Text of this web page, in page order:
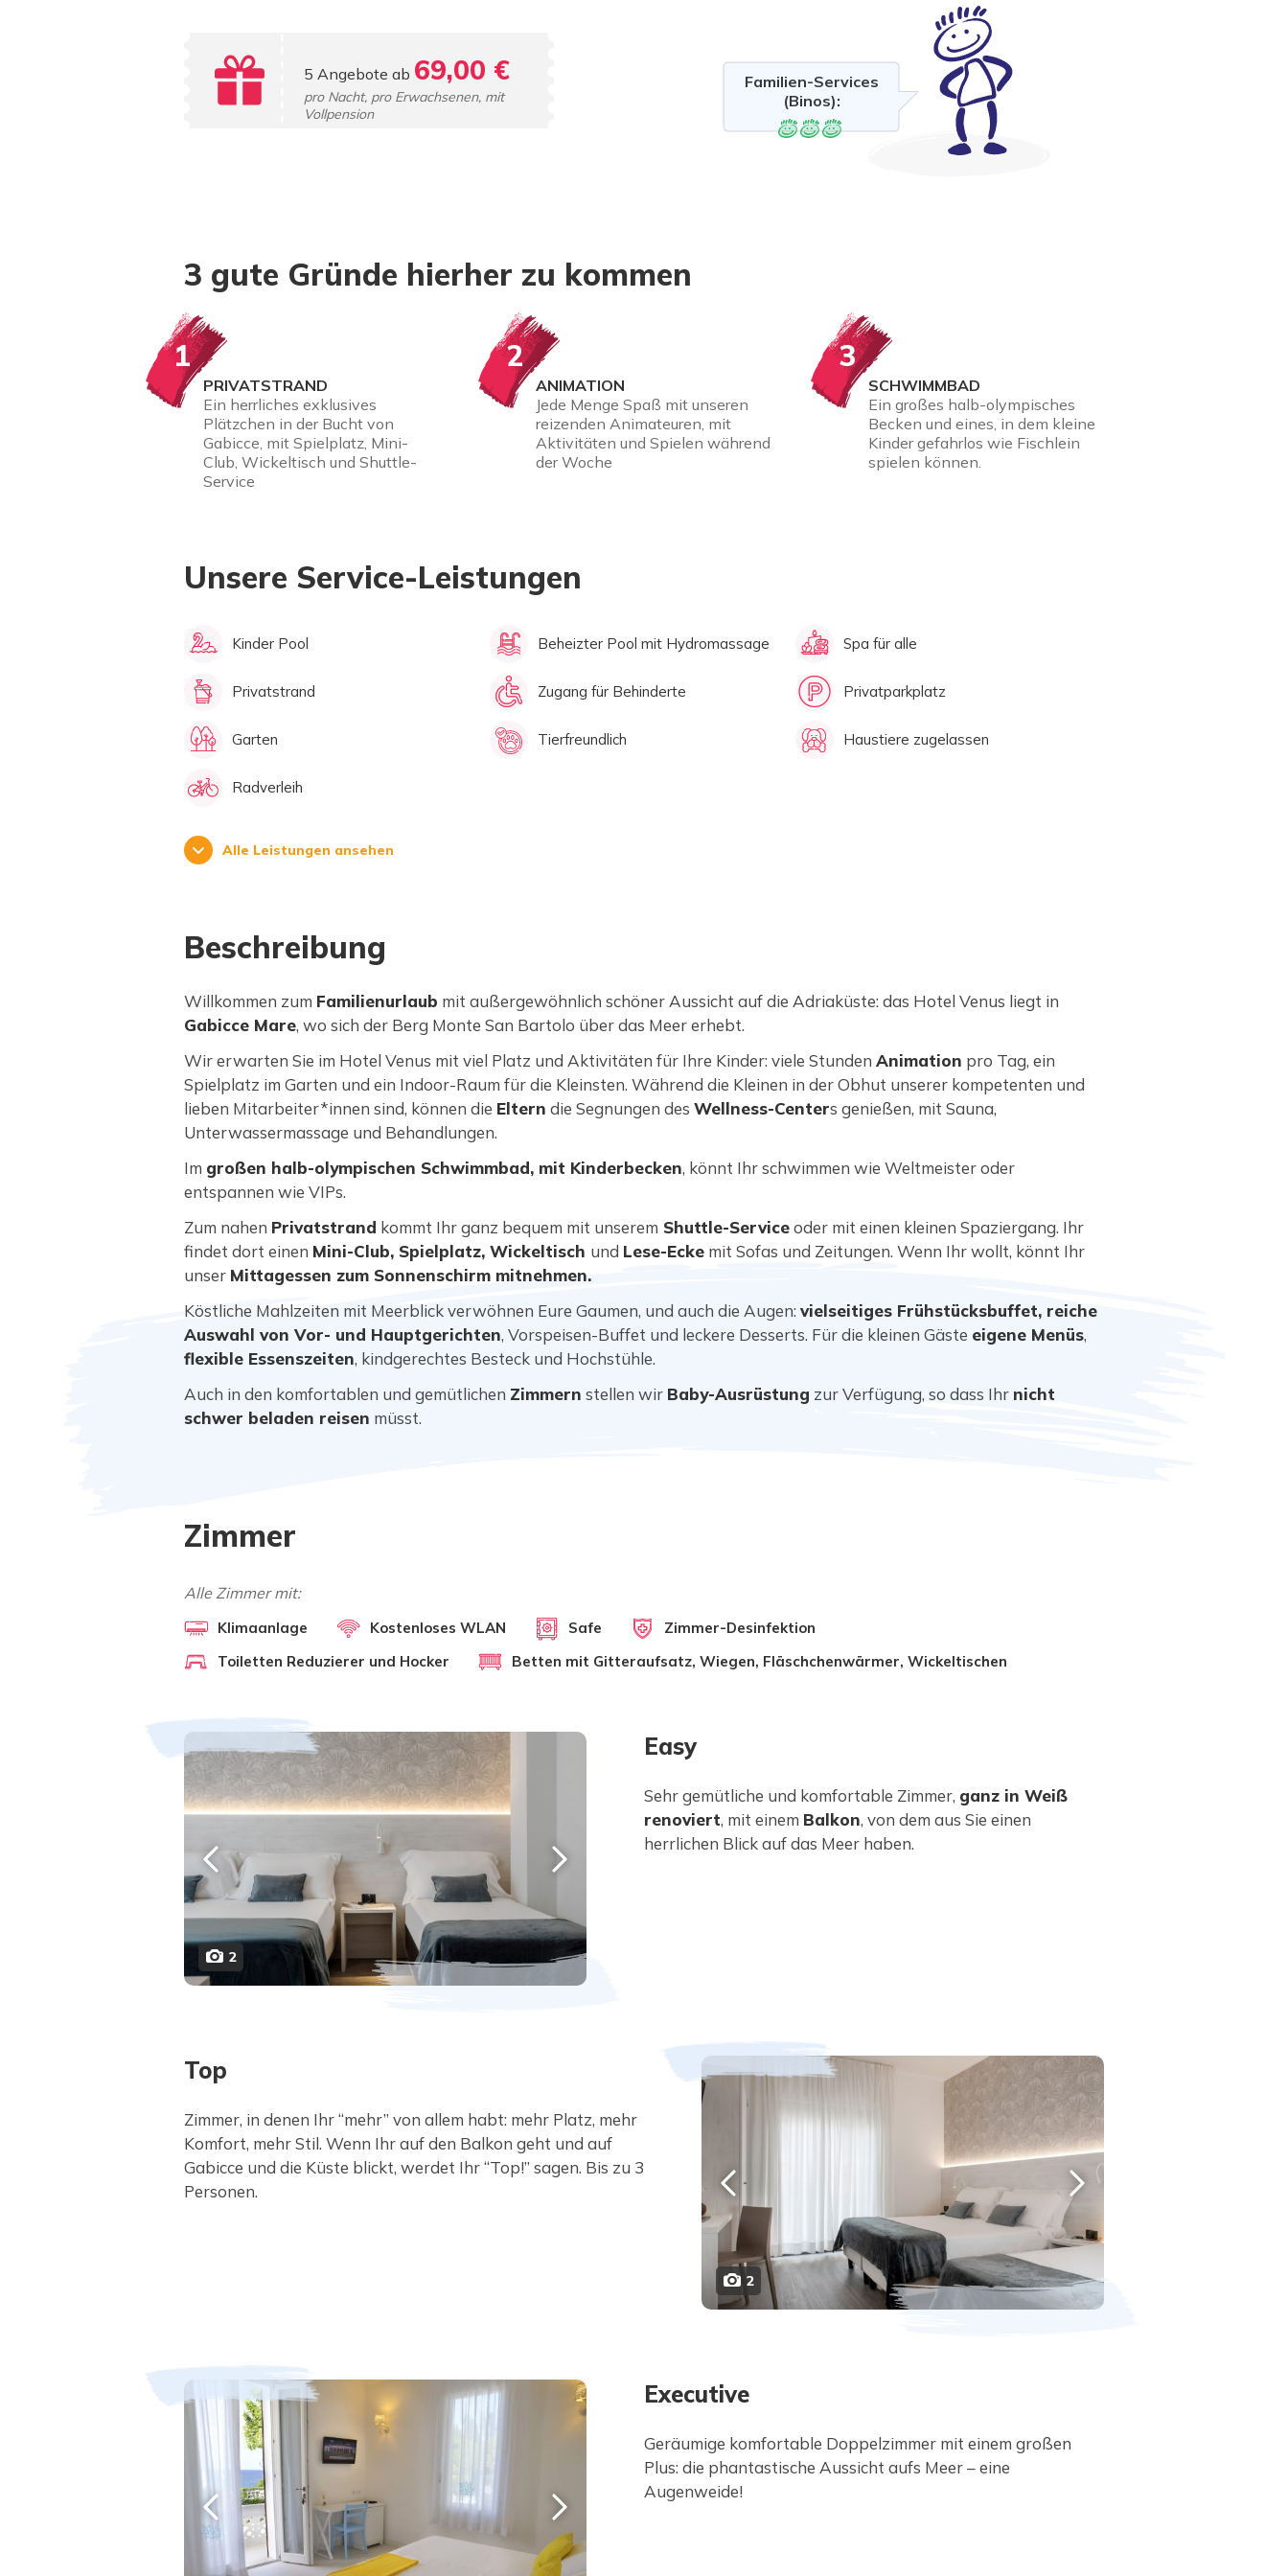
Familien-Services
(Binos):
5 Angebote ab 69,00 €
pro Nacht, pro Erwachsenen, mit
Vollpension
3 gute Gründe hierher zu kommen
1
PRIVATSTRAND
Ein herrliches exklusives
Plätzchen in der Bucht von
Gabicce, mit Spielplatz, Mini-
Club, Wickeltisch und Shuttle-
Service
2
ANIMATION
Jede Menge Spaß mit unseren
reizenden Animateuren, mit
Aktivitäten und Spielen während
der Woche
3
SCHWIMMBAD
Ein großes halb-olympisches
Becken und eines, in dem kleine
Kinder gefahrlos wie Fischlein
spielen können.
Unsere Service-Leistungen
Kinder Pool Beheizter Pool mit Hydromassage Spa für alle
Privatstrand Zugang für Behinderte Privatparkplatz
Garten Tierfreundlich Haustiere zugelassen
Radverleih
Alle Leistungen ansehen
Beschreibung
Willkommen zum Familienurlaub mit außergewöhnlich schöner Aussicht auf die Adriaküste: das Hotel Venus liegt in
Gabicce Mare, wo sich der Berg Monte San Bartolo über das Meer erhebt.
Wir erwarten Sie im Hotel Venus mit viel Platz und Aktivitäten für Ihre Kinder: viele Stunden Animation pro Tag, ein
Spielplatz im Garten und ein Indoor-Raum für die Kleinsten. Während die Kleinen in der Obhut unserer kompetenten und
lieben Mitarbeiter*innen sind, können die Eltern die Segnungen des Wellness-Centers genießen, mit Sauna,
Unterwassermassage und Behandlungen.
Im großen halb-olympischen Schwimmbad, mit Kinderbecken, könnt Ihr schwimmen wie Weltmeister oder
entspannen wie VIPs.
Zum nahen Privatstrand kommt Ihr ganz bequem mit unserem Shuttle-Serviceoder mit einen kleinen Spaziergang. Ihr
findet dort einen Mini-Club, Spielplatz, Wickeltisch und Lese-Ecke mit Sofas und Zeitungen. Wenn Ihr wollt, könnt Ihr
unser Mittagessen zum Sonnenschirm mitnehmen.
Köstliche Mahlzeiten mit Meerblick verwöhnen Eure Gaumen, und auch die Augen: vielseitiges Frühstücksbuffet, reiche
Auswahl von Vor- und Hauptgerichten, Vorspeisen-Buffet und leckere Desserts. Für die kleinen Gäste eigene Menüs,
flexible Essenszeiten, kindgerechtes Besteck und Hochstühle.
Auch in den komfortablen und gemütlichen Zimmern stellen wir Baby-Ausrüstung zur Verfügung, so dass Ihr nicht
schwer beladen reisen müsst.
Zimmer
Alle Zimmer mit:
Klimaanlage Kostenloses WLAN Safe
Zimmer-Desinfektion
Toiletten Reduzierer und Hocker
Betten mit Gitteraufsatz, Wiegen, Fläschchenwärmer, Wickeltischen
2
Easy
Sehr gemütliche und komfortable Zimmer, ganz in Weiß
renoviert, mit einem Balkon, von dem aus Sie einen
herrlichen Blick auf das Meer haben.
Top
Zimmer, in denen Ihr “mehr” von allem habt: mehr Platz, mehr
Komfort, mehr Stil. Wenn Ihr auf den Balkon geht und auf
Gabicce und die Küste blickt, werdet Ihr “Top!” sagen. Bis zu 3
Personen.
2
Executive
Geräumige komfortable Doppelzimmer mit einem großen
Plus: die phantastische Aussicht aufs Meer – eine
Augenweide!